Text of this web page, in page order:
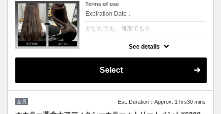
Terms of use
Expiration Date：
どなたでも、何度でも☆
ートメント！高濃度水素で抗酸化を促し水分
量を底上げします◎カラーとの相性が抜群
で、今まで見た事が無いような艶が出ます。
See details
Select
全員 Est. Duration：Approx. 1 hrs30 mins